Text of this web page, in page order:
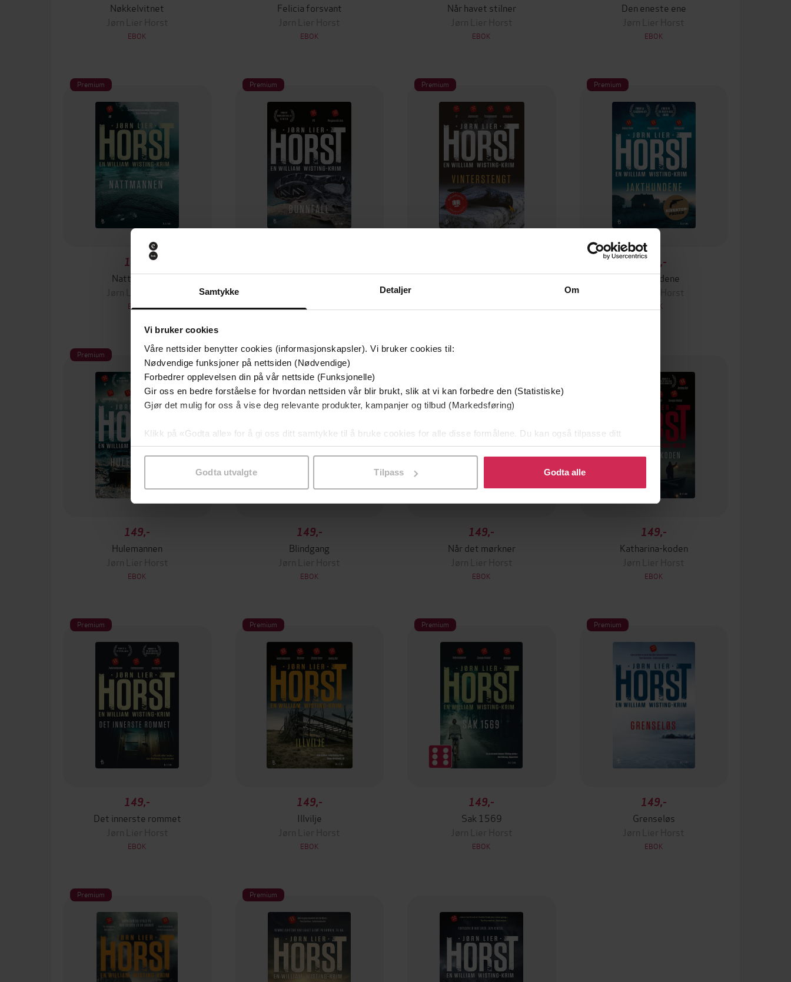
Samtykke Detaljer Om
Vi bruker cookies
Våre nettsider benytter cookies (informasjonskapsler). Vi bruker cookies til:
Nødvendige funksjoner på nettsiden (Nødvendige)
Forbedrer opplevelsen din på vår nettside (Funksjonelle)
Gir oss en bedre forståelse for hvordan nettsiden vår blir brukt, slik at vi kan forbedre den (Statistiske)
Gjør det mulig for oss å vise deg relevante produkter, kampanjer og tilbud (Markedsføring)
Klikk på «Godta alle» for å gi oss ditt samtykke til å bruke cookies for alle disse formålene. Du kan også tilpasse ditt
samtykke til spesifikke formål ved å klikke på «Tilpass». Du kan når som helst trekke tilbake eller endre ditt samtykke.
Godta utvalgte Tilpass Godta alle
Nøkkelvitnet
Jørn Lier Horst
EBOK
Felicia forsvant
Jørn Lier Horst
EBOK
Når havet stilner
Jørn Lier Horst
EBOK
Den eneste ene
Jørn Lier Horst
EBOK
Premium
149,-
Nattmannen
Jørn Lier Horst
EBOK
Premium
Bunnfall
EBOK
Premium
Vinterstengt
Premium
149,-
Jakthundene
Jørn Lier Horst
EBOK
Premium
149,-
Hulemannen
Jørn Lier Horst
EBOK
Premium
149,-
Blindgang
Jørn Lier Horst
EBOK
Premium
149,-
Når det mørkner
Jørn Lier Horst
EBOK
149,-
Katharina-koden
Jørn Lier Horst
EBOK
Premium
149,-
Det innerste rommet
Jørn Lier Horst
EBOK
Premium
149,-
Illvilje
Jørn Lier Horst
EBOK
Premium
149,-
Sak 1569
Jørn Lier Horst
EBOK
Premium
149,-
Grenseløs
Jørn Lier Horst
EBOK
Premium Premium